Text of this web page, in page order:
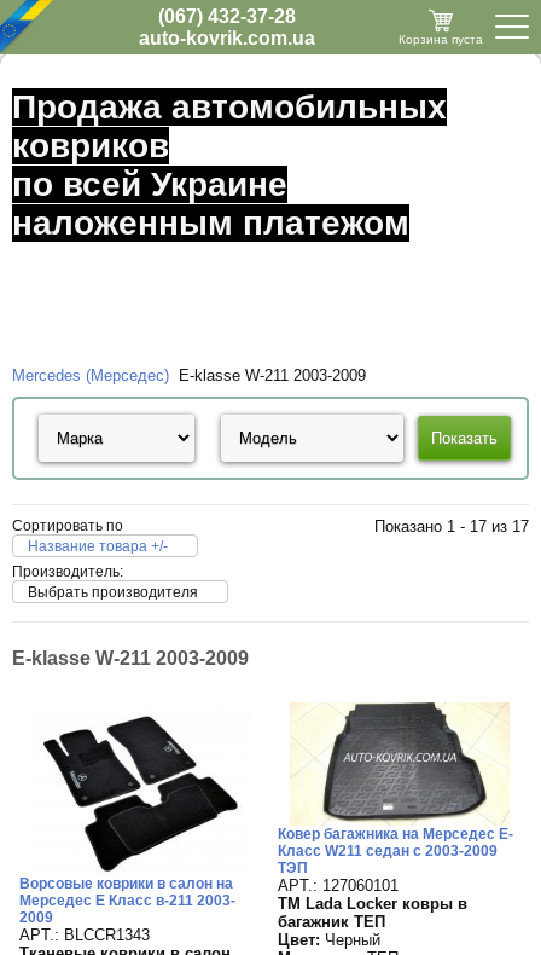
(067) 432-37-28
auto-kovrik.com.ua
Корзина пуста
Продажа автомобильных
ковриков
по всей Украине
наложенным платежом
Mercedes (Мерседес) E-klasse W-211 2003-2009
Сортировать по
Название товара +/-
Производитель:
Выбрать производителя
Показано 1 - 17 из 17
E-klasse W-211 2003-2009
Ворсовые коврики в салон на
Мерседес Е Класс в-211 2003-
2009
APT.: BLCCR1343
Ковер багажника на Мерседес E-
Класс W211 седан с 2003-2009
ТЭП
APT.: 127060101
TM Lada Locker ковры в
багажник ТЕП
Цвет: Черный